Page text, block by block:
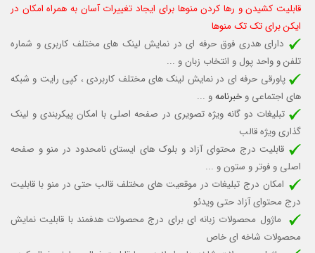
قابلیت کشیدن و رها کردن منوها برای ایجاد تغییرات آسان به همراه امکان در
ایکن برای تک تک منوها
دارای هدری فوق حرفه ای در نمایش لینک های مختلف کاربری و شماره
تلفن و واحد پول و انتخاب زبان و ...
پاورقی حرفه ای در نمایش لینک های مختلف کاربردی ، کپی رایت و شبکه
های اجتماعی و خبرنامهو ...
تبلیغات دو گانه ویژه تصویری در صفحه اصلی با امکان پیکربندی و لینک
گذاری ویژه قالب
قابلیت درج محتوای آزاد و بلوک های ایستای نامحدود در منو و صفحه
اصلی و فوتر و ستون و ...
امکان درج تبلیغات در موقعیت های مختلف قالب حتی در منو با قابلیت
درج محتوای آزاد حتی ویدئو
ماژول محصولات زبانه ای برای درج محصولات هدفمند با قابلیت نمایش
محصولات شاخه ای خاص